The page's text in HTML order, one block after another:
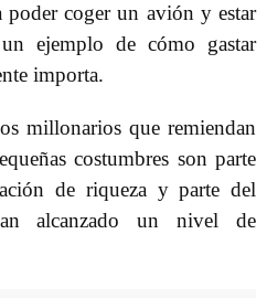
poder coger un avión y estar
ejemplo de cómo gastar
importa.
millonarios que remiendan
costumbres son parte
de riqueza y parte del
alcanzado un nivel de